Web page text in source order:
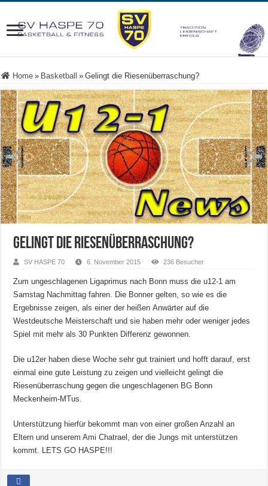
Home » Basketball » Gelingt die Riesenüberraschung?
Gelingt die Riesenüberraschung?
SV HASPE 70 6. November 2015 236 Besucher
Zum ungeschlagenen Ligaprimus nach Bonn muss die u12-1 am
Samstag Nachmittag fahren. Die Bonner gelten, so wie es die
Ergebnisse zeigen, als einer der heißen Anwärter auf die
Westdeutsche Meisterschaft und sie haben mehr oder weniger jedes
Spiel mit mehr als 30 Punkten Differenz gewonnen.
Die u12er haben diese Woche sehr gut trainiert und hofft darauf, erst
einmal eine gute Leistung zu zeigen und vielleicht gelingt die
Riesenüberraschung gegen die ungeschlagenen BG Bonn
Meckenheim-MTus.
Unterstützung hierfür bekommt man von einer großen Anzahl an
Eltern und unserem Ami Chatrael, der die Jungs mit unterstützen
kommt. LETS GO HASPE!!!